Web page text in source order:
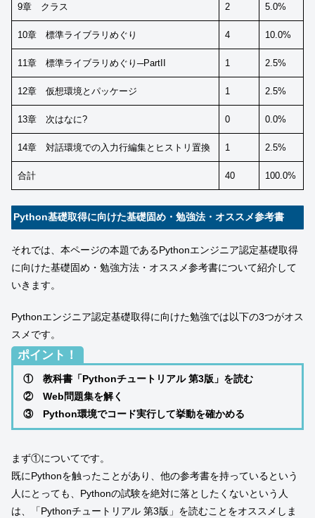
9章 クラス 2 5.0%
10章 標準ライブラリめぐり 4 10.0%
11章 標準ライブラリめぐり─PartII 1 2.5%
12章 仮想環境とパッケージ 1 2.5%
13章 次はなに? 0 0.0%
14章 対話環境での入力行編集とヒストリ置換 1 2.5%
合計 40 100.0%
Python基礎取得に向けた基礎固め・勉強法・オススメ参考書
それでは、本ページの本題であるPythonエンジニア認定基礎取得
に向けた基礎固め・勉強方法・オススメ参考書について紹介して
いきます。
Pythonエンジニア認定基礎取得に向けた勉強では以下の3つがオス
スメです。
ポイント！
① 教科書「Pythonチュートリアル 第3版」を読む
② Web問題集を解く
③ Python環境でコード実行して挙動を確かめる
まず①についてです。
既にPythonを触ったことがあり、他の参考書を持っているという
人にとっても、Pythonの試験を絶対に落としたくないという人
は、「Pythonチュートリアル 第3版」を読むことをオススメしま